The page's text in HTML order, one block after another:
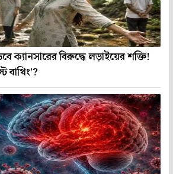
ক্যানসারের বিরুদ্ধে লড়াইয়ের শক্তি!
বাথিং’?